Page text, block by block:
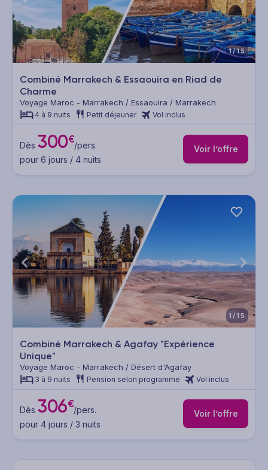
1/15
Combiné Marrakech & Essaouira en Riad de
Charme
Voyage Maroc - Marrakech / Essaouira / Marrakech
4 à 9 nuits Petit déjeuner Vol inclus
Dès 300€/pers.
pour 6 jours / 4 nuits
Voir l’offre
1/15
Combiné Marrakech & Agafay "Expérience
Unique"
Voyage Maroc - Marrakech / Désert d'Agafay
3 à 9 nuits Pension selon programme Vol inclus
Dès 306€/pers.
pour 4 jours / 3 nuits
Voir l’offre